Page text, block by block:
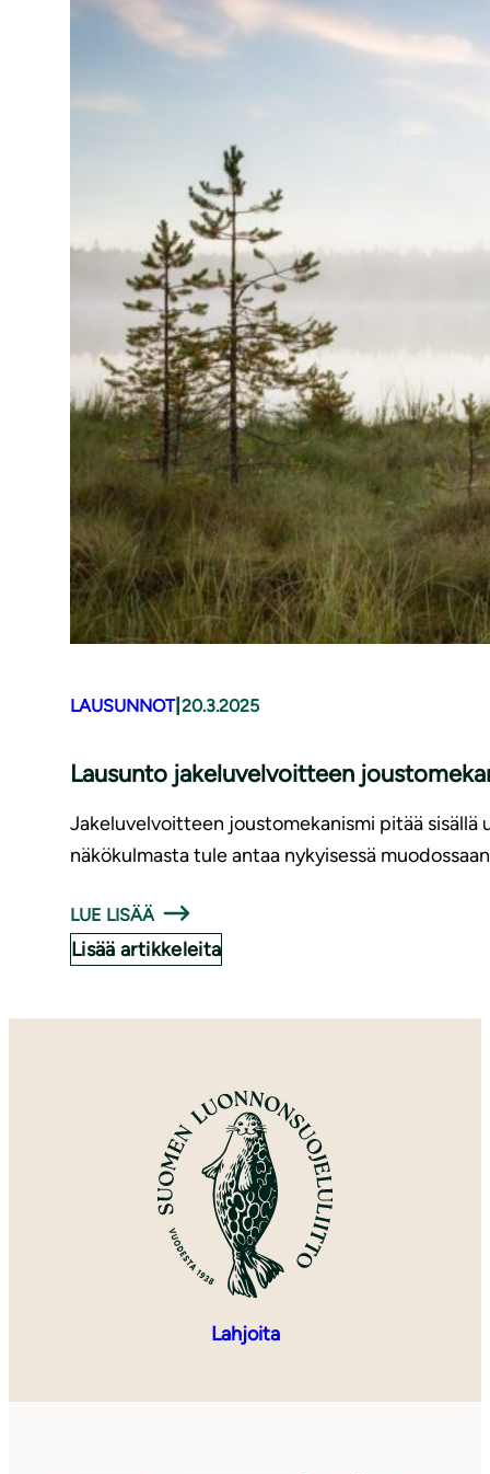
LAUSUNNOT| 20.3.2025
Lausunto jakeluvelvoitteen
Jakeluvelvoitteen joustomekanismi pitää sisällä
näkökulmasta tule antaa nykyisessä
LUE LISÄÄ
Lisää artikkeleita
Lahjoita